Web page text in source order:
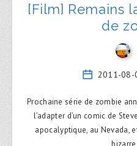
[Film] Remains
de
2011-08-
Prochaine série de zombie
l’adapter d’un comic de
apocalyptique, au Nevada,